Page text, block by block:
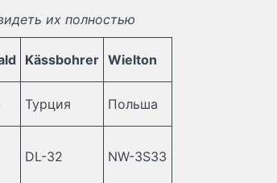
их полностью
Kässbohrer Wielton
Турция Польша
DL-32 NW-3S33